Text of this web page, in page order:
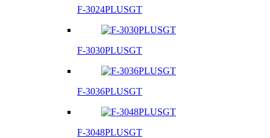
F-3024PLUSGT
F-3030PLUSGT
F-3036PLUSGT
F-3048PLUSGT